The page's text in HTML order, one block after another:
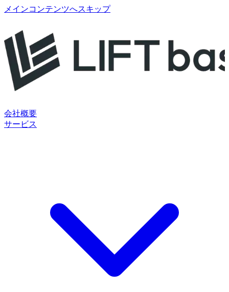
メインコンテンツへスキップ
会社概要
サービス